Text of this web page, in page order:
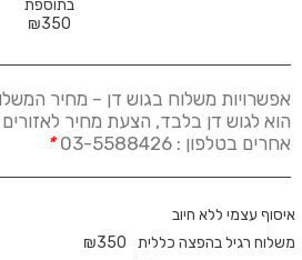
בתוספת
₪350
אפשרויות משלוח בגוש דן – מחיר
הוא לגוש דן בלבד, הצעת מחיר לאזורים
אחרים בטלפון : 03-5588426
*
איסוף עצמי ללא חיוב
משלוח רגיל בהפצה כללית
₪350